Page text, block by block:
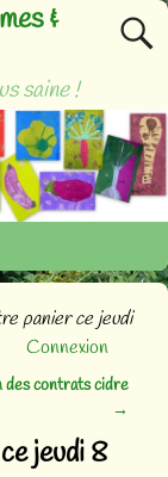
&
saine !
panier ce jeudi
Connexion
des contrats cidre
→
jeudi 8